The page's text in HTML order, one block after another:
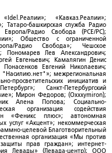
«Кавказ.Реалии»;
башкирская служба Радио
Радио Свобода (PCE/PC);
Общество с ограниченной
Радио Свобода»; Чешское
Пономарев Лев Александрович;
Евгеньевич; Камалягин Денис
Евгений Николаевич;
межрегиональная
просветительских инициатив и
Санкт-Петербургский
Мирон Федоров; (Oxxxymiron);
Алена Попова; Социально-
организация содействия
«Феникс плюс»; автономная
услуг «Акцент»; некоммерческая
целевой Благотворительный
организация «Мы против
прав граждан»; интернет-
Левады» (Левада-центр); ООО